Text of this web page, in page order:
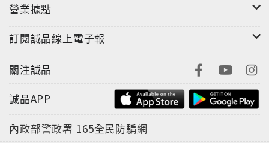
營業據點
訂閱誠品線上電子報
關注誠品
誠品APP
內政部警政署 165全民防騙網